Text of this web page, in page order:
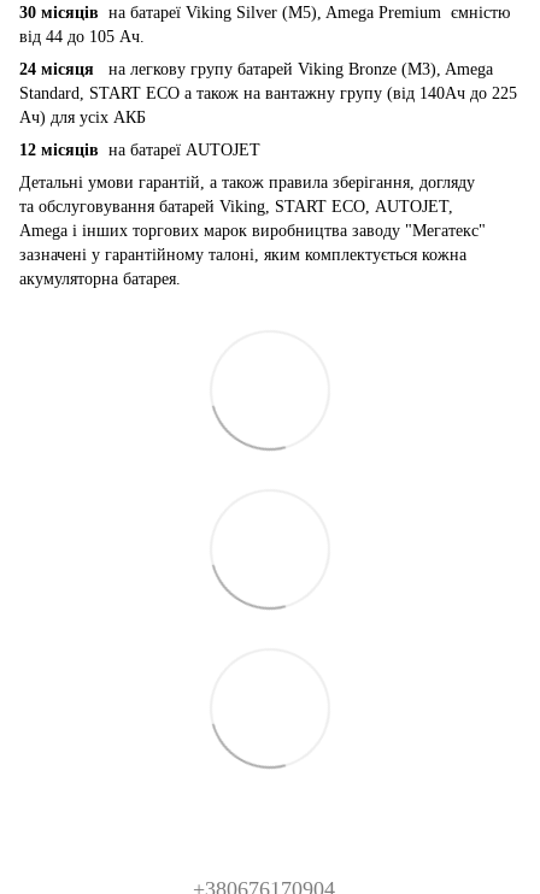
30 місяців на батареї Viking Silver (M5), Amega Premium ємністю
від 44 до 105 Ач.
24 місяця на легкову групу батарей Viking Bronze (M3), Amega
Standard, START ECO а також на вантажну групу (від 140Ач до 225
Ач) для усіх АКБ
12 місяців на батареї AUTOJET
Детальні умови гарантій, а також правила зберігання, догляду
та обслуговування батарей Viking, START ECO, AUTOJET,
Amega і інших торгових марок виробництва заводу "Мегатекс"
зазначені у гарантійному талоні, яким комплектується кожна
акумуляторна батарея.